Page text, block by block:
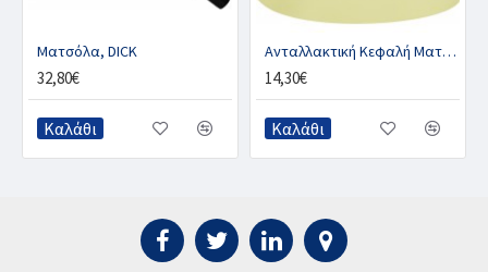
Ματσόλα, DICK
32,80€
Καλάθι
Ανταλλακτική Κεφαλή Ματσόλας, DICK
14,30€
Καλάθι